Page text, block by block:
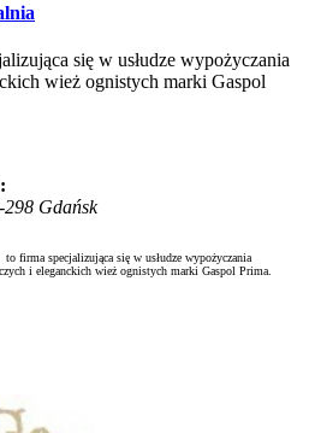
się w usłudze wypożyczania
wież ognistych marki Gaspol
298 Gdańsk
to firma specjalizująca się w usłudze wypożyczania
i eleganckich wież ognistych marki Gaspol Prima.